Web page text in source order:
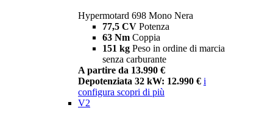
Hypermotard 698 Mono Nera
77,5 CV Potenza
63 Nm Coppia
151 kg Peso in ordine di marcia
senza carburante
A partire da 13.990 €
Depotenziata 32 kW: 12.990 € i
configura scopri di più
V2